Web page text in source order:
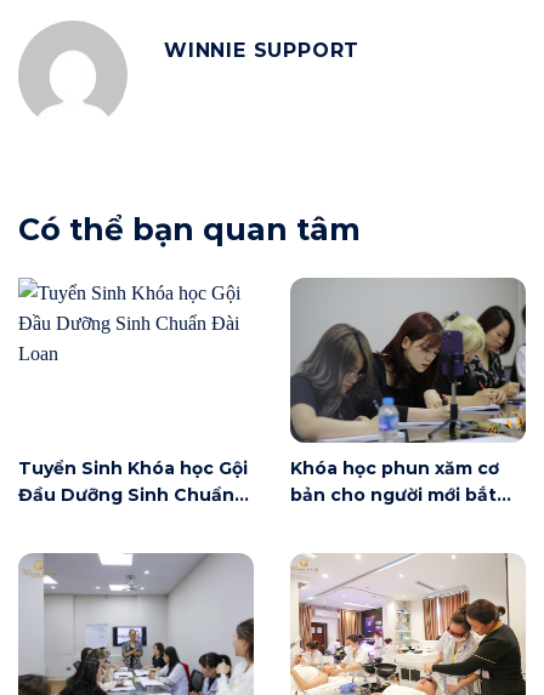
WINNIE SUPPORT
Có thể bạn quan tâm
Tuyển Sinh Khóa học Gội
Đầu Dưỡng Sinh Chuẩn
Khóa học phun xăm cơ
bản cho người mới bắt
có gì?